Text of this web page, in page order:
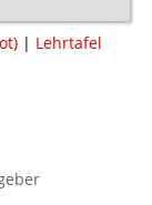
| Lehrtafel